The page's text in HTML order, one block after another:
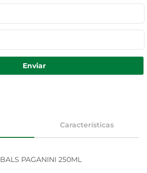
Enviar
Características
PAGANINI 250ML